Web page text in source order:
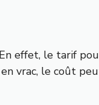
effet, le tarif
vrac, le coût